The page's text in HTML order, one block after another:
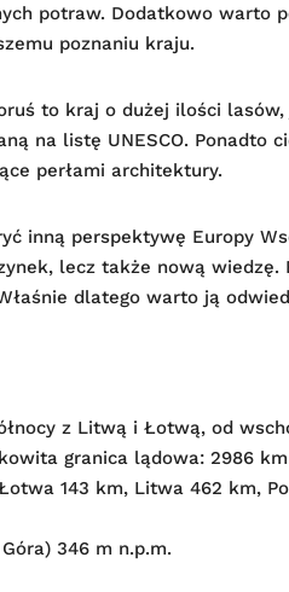
potraw. Dodatkowo warto
poznaniu kraju.
to kraj o dużej ilości
na listę UNESCO. Ponadto
perłami architektury.
inną perspektywę Europy
lecz także nową wiedzę.
dlatego warto ją
z Litwą i Łotwą, od
granica lądowa: 2986
143 km, Litwa 462 km,
346 m n.p.m.